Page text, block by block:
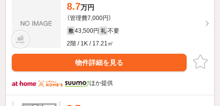
8.7万円
（管理費7,000円）
敷 43,500円 礼 不要
2階 / 1K / 17.21㎡
物件詳細を見る
ほか提供